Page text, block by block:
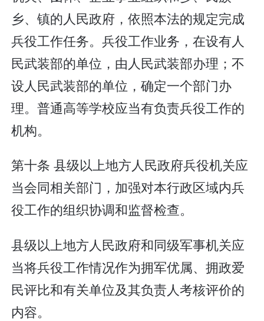
乡、镇的人民政府，依照本法的规定完成
兵役工作任务。兵役工作业务，在设有人
民武装部的单位，由人民武装部办理；不
设人民武装部的单位，确定一个部门办
理。普通高等学校应当有负责兵役工作的
机构。
第十条 县级以上地方人民政府兵役机关应
当会同相关部门，加强对本行政区域内兵
役工作的组织协调和监督检查。
县级以上地方人民政府和同级军事机关应
当将兵役工作情况作为拥军优属、拥政爱
民评比和有关单位及其负责人考核评价的
内容。